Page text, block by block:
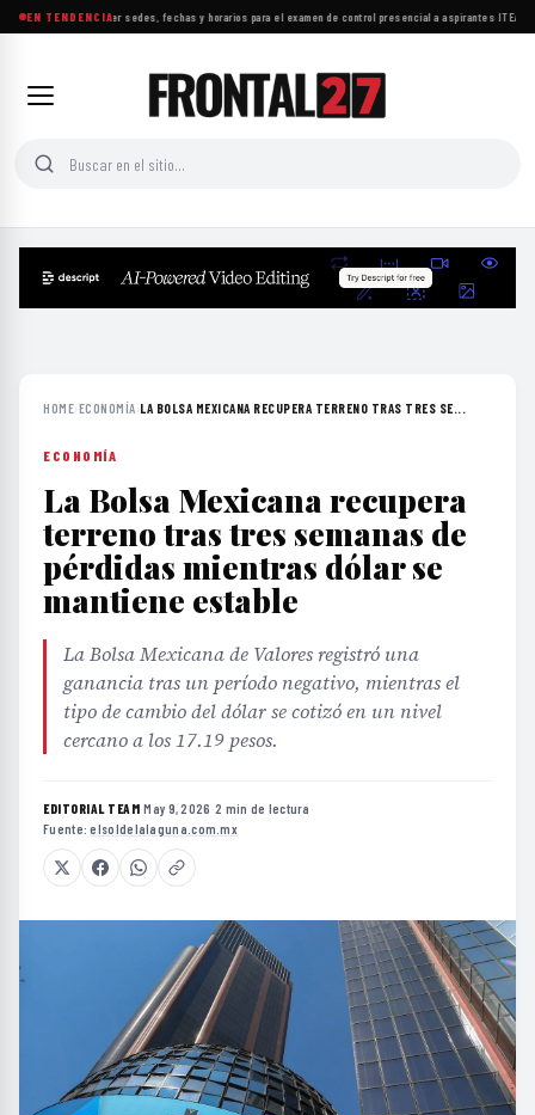
EN TENDENCIA
UNAM da a conocer sedes, fechas y horarios para el examen de control presencial a aspirantes·ITEA
HOME›ECONOMÍA›LA BOLSA MEXICANA RECUPERA TERRENO TRAS TRES SE...
ECONOMÍA
La Bolsa Mexicana recupera
terreno tras tres semanas de
pérdidas mientras dólar se
mantiene estable
La Bolsa Mexicana de Valores registró una
ganancia tras un período negativo, mientras el
tipo de cambio del dólar se cotizó en un nivel
cercano a los 17.19 pesos.
EDITORIAL TEAM·May 9, 2026 ·2 min de lectura ·
Fuente:elsoldelalaguna.com.mx